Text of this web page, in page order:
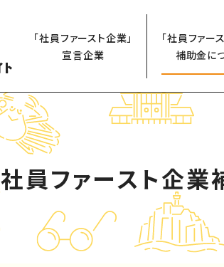
「社員ファースト企業」
宣言企業
「社員ファー
補助金に
社員ファースト企